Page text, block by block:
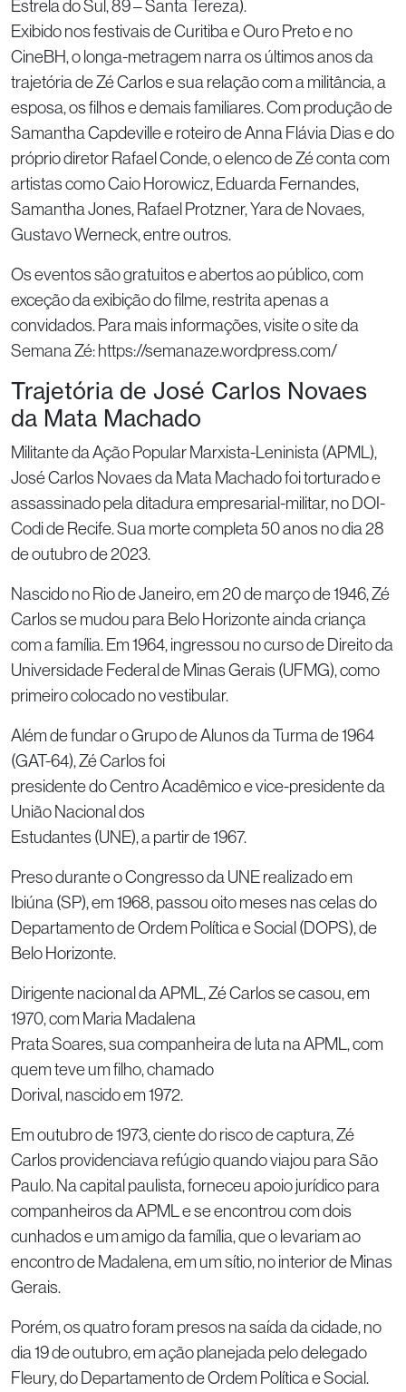
Estrela do Sul, 89 – Santa Tereza).
Exibido nos festivais de Curitiba e Ouro Preto e no
CineBH, o longa-metragem narra os últimos anos da
trajetória de Zé Carlos e sua relação com a militância, a
esposa, os filhos e demais familiares. Com produção de
Samantha Capdeville e roteiro de Anna Flávia Dias e do
próprio diretor Rafael Conde, o elenco de Zé conta com
artistas como Caio Horowicz, Eduarda Fernandes,
Samantha Jones, Rafael Protzner, Yara de Novaes,
Gustavo Werneck, entre outros.
Os eventos são gratuitos e abertos ao público, com
exceção da exibição do filme, restrita apenas a
convidados. Para mais informações, visite o site da
Semana Zé: https://semanaze.wordpress.com/
Trajetória de José Carlos Novaes
da Mata Machado
Militante da Ação Popular Marxista-Leninista (APML),
José Carlos Novaes da Mata Machado foi torturado e
assassinado pela ditadura empresarial-militar, no DOI-
Codi de Recife. Sua morte completa 50 anos no dia 28
de outubro de 2023.
Nascido no Rio de Janeiro, em 20 de março de 1946, Zé
Carlos se mudou para Belo Horizonte ainda criança
com a família. Em 1964, ingressou no curso de Direito da
Universidade Federal de Minas Gerais (UFMG), como
primeiro colocado no vestibular.
Além de fundar o Grupo de Alunos da Turma de 1964
(GAT-64), Zé Carlos foi
presidente do Centro Acadêmico e vice-presidente da
União Nacional dos
Estudantes (UNE), a partir de 1967.
Preso durante o Congresso da UNE realizado em
Ibiúna (SP), em 1968, passou oito meses nas celas do
Departamento de Ordem Política e Social (DOPS), de
Belo Horizonte.
Dirigente nacional da APML, Zé Carlos se casou, em
1970, com Maria Madalena
Prata Soares, sua companheira de luta na APML, com
quem teve um filho, chamado
Dorival, nascido em 1972.
Em outubro de 1973, ciente do risco de captura, Zé
Carlos providenciava refúgio quando viajou para São
Paulo. Na capital paulista, forneceu apoio jurídico para
companheiros da APML e se encontrou com dois
cunhados e um amigo da família, que o levariam ao
encontro de Madalena, em um sítio, no interior de Minas
Gerais.
Porém, os quatro foram presos na saída da cidade, no
dia 19 de outubro, em ação planejada pelo delegado
Fleury, do Departamento de Ordem Política e Social.